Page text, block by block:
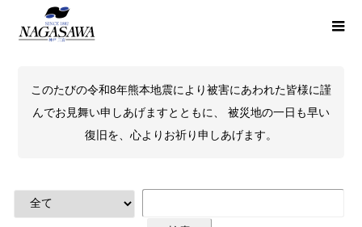
このたびの令和8年熊本地震により被害にあわれた皆様に謹
んでお見舞い申しあげますとともに、 被災地の一日も早い
復旧を、心よりお祈り申しあげます。